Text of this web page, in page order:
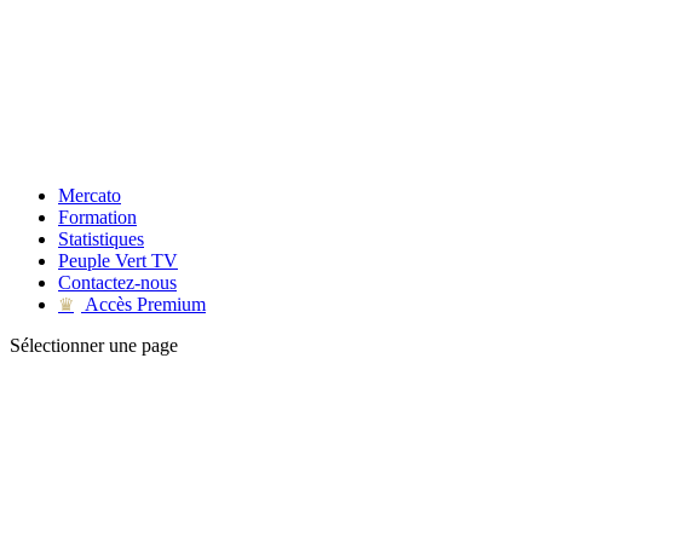
Mercato
Formation
Statistiques
Peuple Vert TV
Contactez-nous
♛
Accès Premium
Sélectionner une page